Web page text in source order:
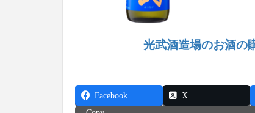
光武酒造場のお酒の
Facebook X